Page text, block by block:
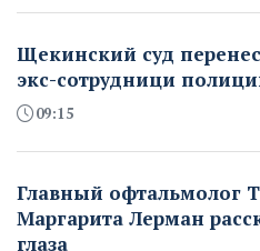
Щекинский суд
экс-сотрудници
09:15
Главный офтальмолог
Маргарита Лерман
глаза